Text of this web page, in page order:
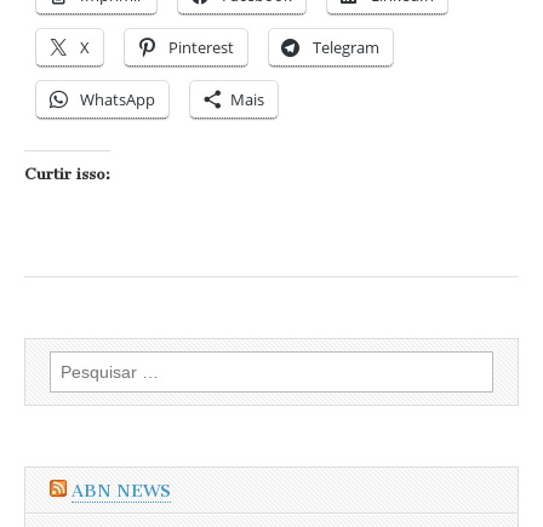
X Pinterest Telegram
WhatsApp Mais
Curtir isso:
Pesquisar
por:
ABN NEWS